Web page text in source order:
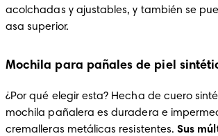
acolchadas y ajustables, y también se
asa superior.
Mochila para pañales de piel
¿Por qué elegir esta? Hecha de cuero
mochila pañalera es duradera e
cremalleras metálicas resistentes. Sus